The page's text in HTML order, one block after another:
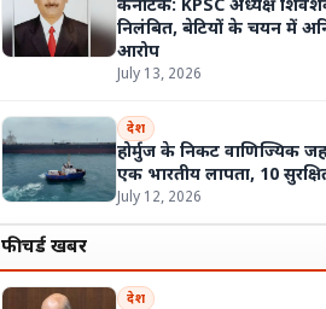
कर्नाटक: KPSC अध्यक्ष
निलंबित, बेटियों के चयन में
आरोप
July 13, 2026
देश
होर्मुज के निकट वाणिज्यिक
एक भारतीय लापता, 10
July 12, 2026
फीचर्ड खबरें
देश